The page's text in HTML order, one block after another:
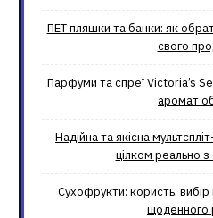
ПЕТ пляшки та банки: як
свого
Парфуми та спреї Victoria’s
аромат
Надійна та якісна
цілком реально
Сухофрукти: користь,
щоденного